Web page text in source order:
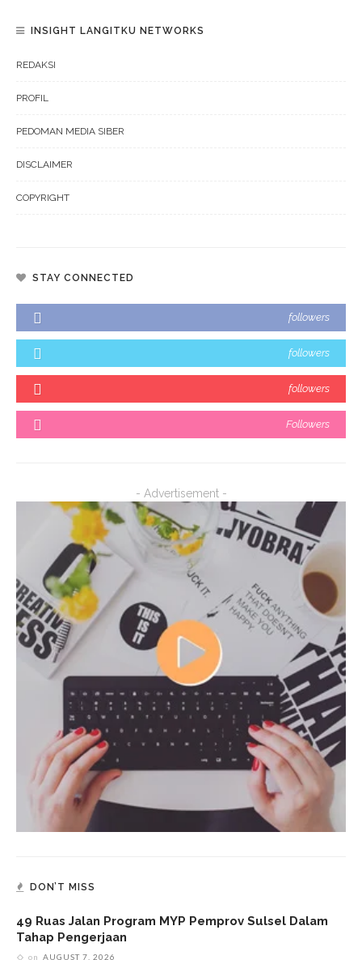
INSIGHT LANGITKU NETWORKS
REDAKSI
PROFIL
PEDOMAN MEDIA SIBER
DISCLAIMER
COPYRIGHT
STAY CONNECTED
followers
followers
followers
Followers
- Advertisement -
DON’T MISS
49 Ruas Jalan Program MYP Pemprov Sulsel Dalam
Tahap Pengerjaan
on AUGUST 7, 2026